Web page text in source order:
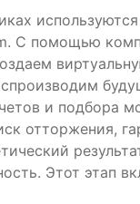
С помощью
и подбора
отторжения,
Этот этап